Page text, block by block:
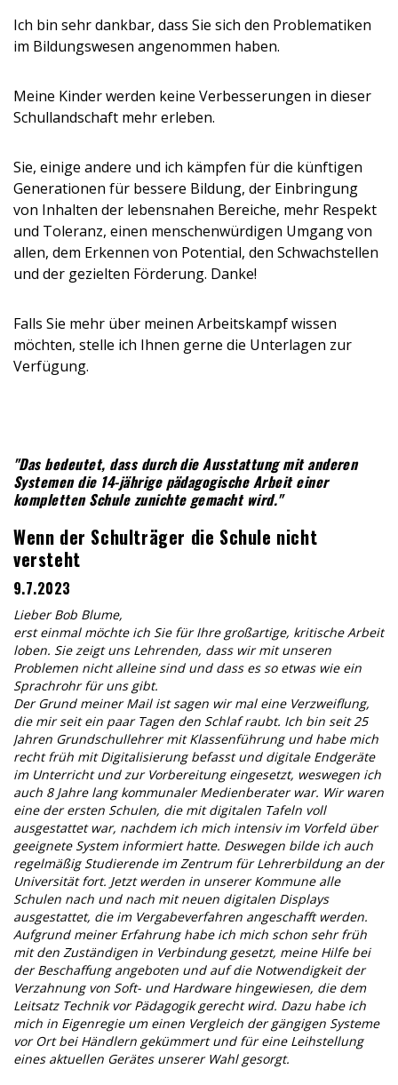
Ich bin sehr dankbar, dass Sie sich den Problematiken
im Bildungswesen angenommen haben.
Meine Kinder werden keine Verbesserungen in dieser
Schullandschaft mehr erleben.
Sie, einige andere und ich kämpfen für die künftigen
Generationen für bessere Bildung, der Einbringung
von Inhalten der lebensnahen Bereiche, mehr Respekt
und Toleranz, einen menschenwürdigen Umgang von
allen, dem Erkennen von Potential, den Schwachstellen
und der gezielten Förderung. Danke!
Falls Sie mehr über meinen Arbeitskampf wissen
möchten, stelle ich Ihnen gerne die Unterlagen zur
Verfügung.
"Das bedeutet, dass durch die Ausstattung mit anderen
Systemen die 14-jährige pädagogische Arbeit einer
kompletten Schule zunichte gemacht wird."
Wenn der Schulträger die Schule nicht
versteht
9.7.2023
Lieber Bob Blume,
erst einmal möchte ich Sie für Ihre großartige, kritische Arbeit
loben. Sie zeigt uns Lehrenden, dass wir mit unseren
Problemen nicht alleine sind und dass es so etwas wie ein
Sprachrohr für uns gibt.
Der Grund meiner Mail ist sagen wir mal eine Verzweiflung,
die mir seit ein paar Tagen den Schlaf raubt. Ich bin seit 25
Jahren Grundschullehrer mit Klassenführung und habe mich
recht früh mit Digitalisierung befasst und digitale Endgeräte
im Unterricht und zur Vorbereitung eingesetzt, weswegen ich
auch 8 Jahre lang kommunaler Medienberater war. Wir waren
eine der ersten Schulen, die mit digitalen Tafeln voll
ausgestattet war, nachdem ich mich intensiv im Vorfeld über
geeignete System informiert hatte. Deswegen bilde ich auch
regelmäßig Studierende im Zentrum für Lehrerbildung an der
Universität fort. Jetzt werden in unserer Kommune alle
Schulen nach und nach mit neuen digitalen Displays
ausgestattet, die im Vergabeverfahren angeschafft werden.
Aufgrund meiner Erfahrung habe ich mich schon sehr früh
mit den Zuständigen in Verbindung gesetzt, meine Hilfe bei
der Beschaffung angeboten und auf die Notwendigkeit der
Verzahnung von Soft- und Hardware hingewiesen, die dem
Leitsatz Technik vor Pädagogik gerecht wird. Dazu habe ich
mich in Eigenregie um einen Vergleich der gängigen Systeme
vor Ort bei Händlern gekümmert und für eine Leihstellung
eines aktuellen Gerätes unserer Wahl gesorgt.